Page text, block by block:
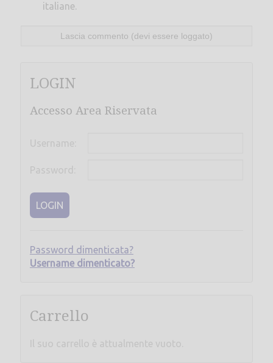
italiane.
LOGIN
Accesso Area Riservata
Username:
Password:
LOGIN
Password dimenticata?
Username dimenticato?
Carrello
Il suo carrello è attualmente vuoto.